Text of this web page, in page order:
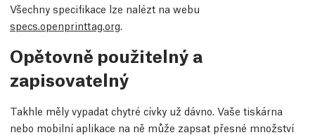
Všechny specifikace lze nalézt na webu
specs.openprinttag.org
Opětovně použitelný a
zapisovatelný
Takhle měly vypadat chytré cívky už dávno. Vaše tiskárna
nebo mobilní aplikace na ně může zapsat přesné množství